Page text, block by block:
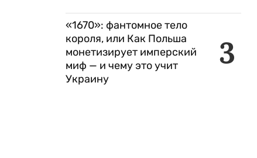
3
«1670»: фантомное тело
короля, или Как Польша
монетизирует имперский
миф — и чему это учит
Украину